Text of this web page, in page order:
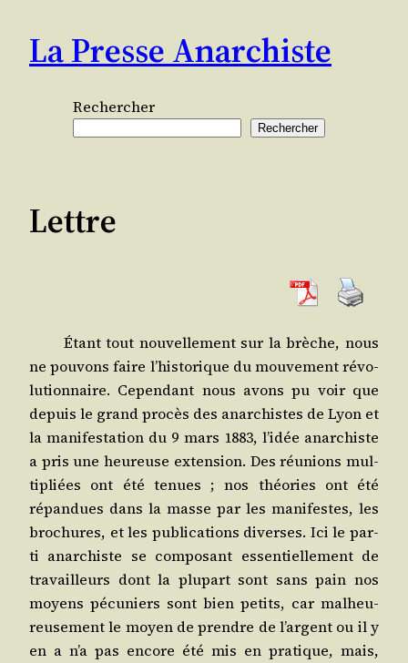
contenu
La Presse Anarchiste
Rechercher
Rechercher
Lettre
Étant tout nou­vel­le­ment sur la brèche, nous
ne pou­vons faire l’his­to­rique du mou­ve­ment révo­
lu­tion­naire. Cepen­dant nous avons pu voir que
depuis le grand pro­cès des anar­chistes de Lyon et
la mani­fes­ta­tion du 9 mars 1883, l’i­dée anar­chiste
a pris une heu­reuse exten­sion. Des réunions mul­
ti­pliées ont été tenues ; nos théo­ries ont été
répan­dues dans la masse par les mani­festes, les
bro­chures, et les publi­ca­tions diverses. Ici le par­
ti anar­chiste se com­po­sant essen­tiel­le­ment de
tra­vailleurs dont la plu­part sont sans pain nos
moyens pécu­niers sont bien petits, car mal­heu­
reu­se­ment le moyen de prendre de l’argent ou il y
en a n’a pas encore été mis en pra­tique, mais,